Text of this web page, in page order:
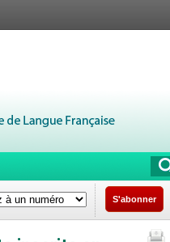
S'abonner